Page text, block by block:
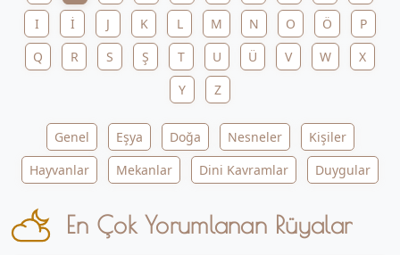
I
İ J K L M N O Ö
P
Q
R S Ş T U Ü V W
X
Y
Z
Genel Eşya Doğa Nesneler
Kişiler
Hayvanlar
Mekanlar Dini Kavramlar Duygular
En Çok Yorumlanan Rüyalar